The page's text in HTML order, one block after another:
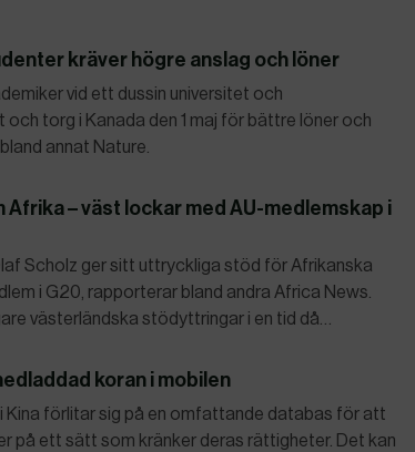
kräver högre anslag och löner
vid ett dussin universitet och
torg i Kanada den 1 maj för bättre löner och
annat Nature.
– väst lockar med AU-medlemskap i
Scholz ger sitt uttryckliga stöd för Afrikanska
i G20, rapporterar bland andra Africa News.
västerländska stödyttringar i en tid då…
koran i mobilen
i Kina förlitar sig på en omfattande databas för att
på ett sätt som kränker deras rättigheter. Det kan